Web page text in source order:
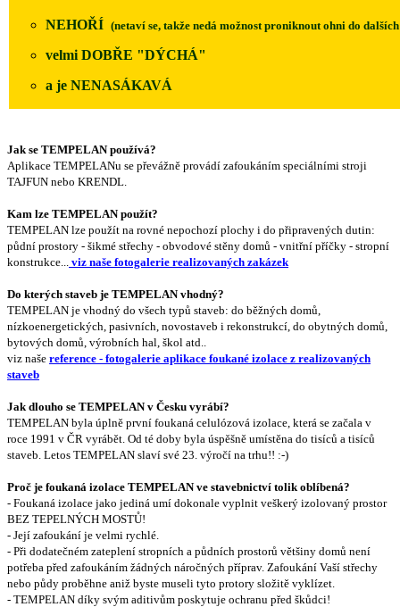
NEHOŘÍ (netaví se, takže nedá možnost proniknout ohni do
velmi DOBŘE "DÝCHÁ"
a je NENASÁKAVÁ
Jak se TEMPELAN používá?
Aplikace TEMPELANu se převážně provádí zafoukáním speciálními stroji
TAJFUN nebo KRENDL.
Kam lze TEMPELAN použít?
TEMPELAN lze použít na rovné nepochozí plochy i do připravených dutin:
půdní prostory - šikmé střechy - obvodové stěny domů - vnitřní příčky - stropní
konstrukce...
viz naše fotogalerie realizovaných zakázek
Do kterých staveb je TEMPELAN vhodný?
TEMPELAN je vhodný do všech typů staveb: do běžných domů,
nízkoenergetických, pasivních, novostaveb i rekonstrukcí, do obytných domů,
bytových domů, výrobních hal, škol atd..
viz naše reference - fotogalerie aplikace foukané izolace z realizovaných
staveb
Jak dlouho se TEMPELAN v Česku vyrábí?
TEMPELAN byla úplně první foukaná celulózová izolace, která se začala v
roce 1991 v ČR vyrábět. Od té doby byla úspěšně umístěna do tisíců a tisíců
staveb. Letos TEMPELAN slaví své 23. výročí na trhu!! :-)
Proč je foukaná izolace TEMPELAN ve stavebnictví tolik oblíbená?
- Foukaná izolace jako jediná umí dokonale vyplnit veškerý izolovaný prostor
BEZ TEPELNÝCH MOSTŮ!
- Její zafoukání je velmi rychlé.
- Při dodatečném zateplení stropních a půdních prostorů většiny domů není
potřeba před zafoukáním žádných náročných příprav. Zafoukání Vaší střechy
nebo půdy proběhne aniž byste museli tyto protory složitě vyklízet.
- TEMPELAN díky svým aditivům poskytuje ochranu před škůdci!